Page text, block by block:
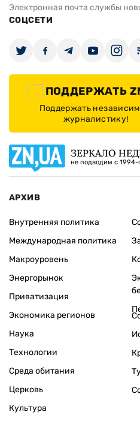
Электронная почта службы
СОЦСЕТИ
ПОДДЕРЖАТЬ
Поддержать
журналистику!
ЗЕРКАЛО
не подводим с 1994-
АРХИВ
Внутренняя политика
Международная политика
Макроуровень
Энергорынок
Приватизация
Экономика регионов
Наука
Технологии
Среда обитания
Церковь
Культура